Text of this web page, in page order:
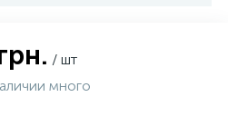
/ шт
много